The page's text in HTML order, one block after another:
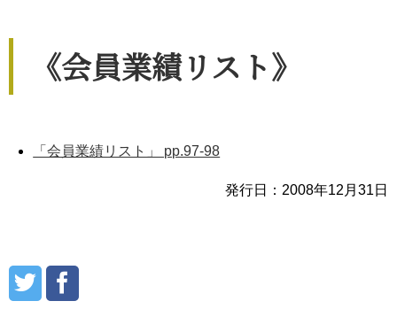
《会員業績リスト》
「会員業績リスト」 pp.97-98
発行日：2008年12月31日